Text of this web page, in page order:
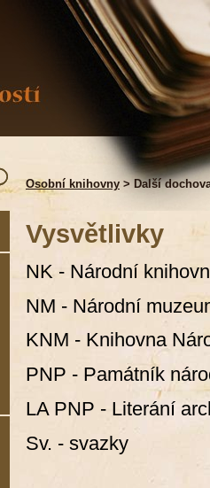
Osobní knihovny > Další
Vysvětlivky
NK - Národní
NM - Národní
KNM - Knihovna
PNP - Památník
LA PNP - Literání
Sv. - svazky